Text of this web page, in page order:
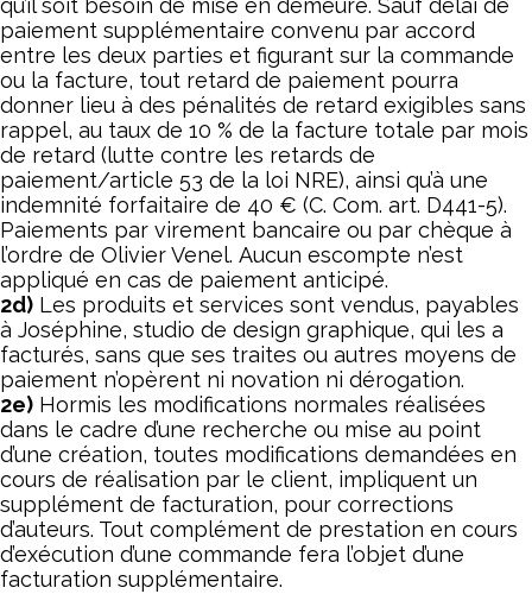
qu’il soit besoin de mise en demeure. Sauf délai de
paiement supplémentaire convenu par accord
entre les deux parties et figurant sur la commande
ou la facture, tout retard de paiement pourra
donner lieu à des pénalités de retard exigibles sans
rappel, au taux de 10 % de la facture totale par mois
de retard (lutte contre les retards de
paiement/article 53 de la loi NRE), ainsi qu’à une
indemnité forfaitaire de 40 € (C. Com. art. D441-5).
Paiements par virement bancaire ou par chèque à
l’ordre de Olivier Venel. Aucun escompte n’est
appliqué en cas de paiement anticipé.
2d) Les produits et services sont vendus, payables
à Joséphine, studio de design graphique, qui les a
facturés, sans que ses traites ou autres moyens de
paiement n’opèrent ni novation ni dérogation.
2e) Hormis les modifications normales réalisées
dans le cadre d’une recherche ou mise au point
d’une création, toutes modifications demandées en
cours de réalisation par le client, impliquent un
supplément de facturation, pour corrections
d’auteurs. Tout complément de prestation en cours
d’exécution d’une commande fera l’objet d’une
facturation supplémentaire.